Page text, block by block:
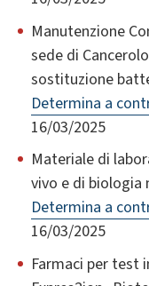
Manutenzione
sede di
sostituzione
Determina a
16/03/2025
Materiale di
vivo e di biologia
Determina a
16/03/2025
Farmaci per test